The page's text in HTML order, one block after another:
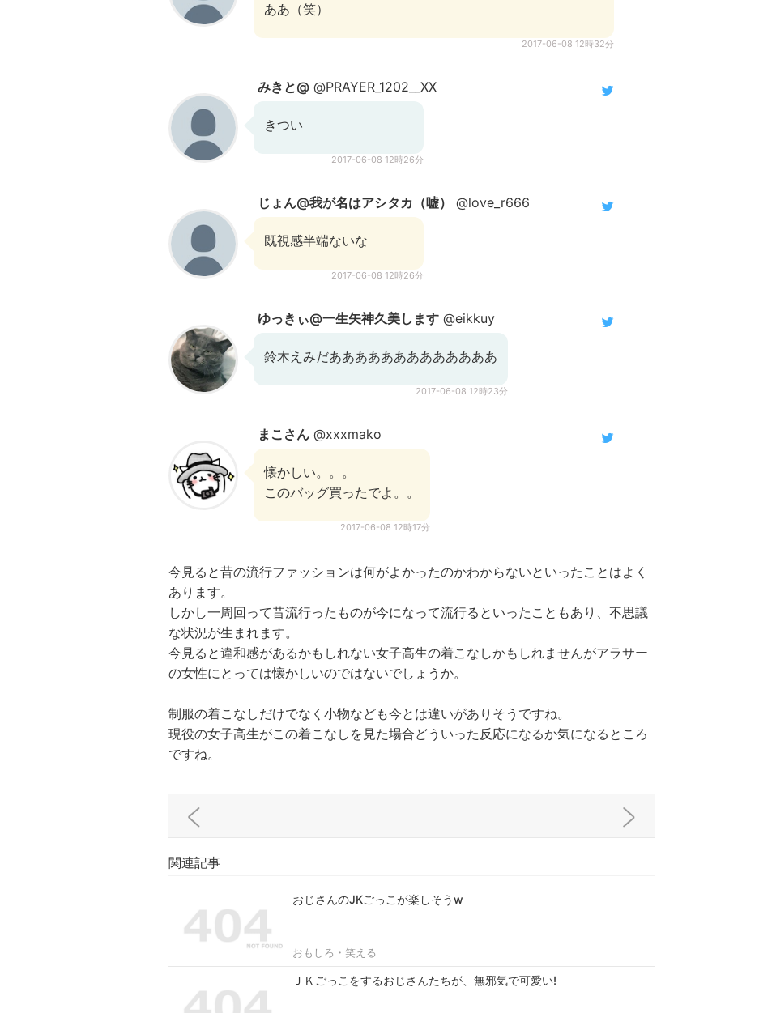
ああ（笑）
2017-06-08 12時32分
みきと@ @PRAYER_1202__XX
きつい
2017-06-08 12時26分
じょん@我が名はアシタカ（嘘） @love_r666
既視感半端ないな
2017-06-08 12時26分
ゆっきぃ@一生矢神久美します @eikkuy
鈴木えみだあああああああああああああ
2017-06-08 12時23分
まこさん @xxxmako
懐かしい。。。
このバッグ買ったでよ。。
2017-06-08 12時17分
今見ると昔の流行ファッションは何がよかったのかわからないといったことはよく
あります。
しかし一周回って昔流行ったものが今になって流行るといったこともあり、不思議
な状況が生まれます。
今見ると違和感があるかもしれない女子高生の着こなしかもしれませんがアラサー
の女性にとっては懐かしいのではないでしょうか。
制服の着こなしだけでなく小物なども今とは違いがありそうですね。
現役の女子高生がこの着こなしを見た場合どういった反応になるか気になるところ
ですね。
関連記事
おじさんのJKごっこが楽しそうw
おもしろ・笑える
ＪＫごっこをするおじさんたちが、無邪気で可愛い!